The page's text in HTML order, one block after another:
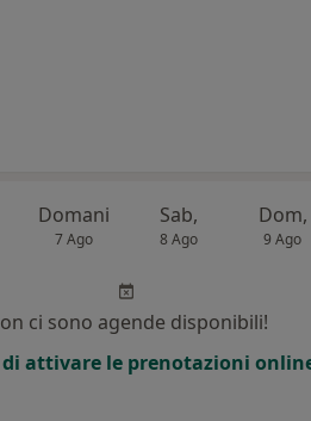
Domani
7 Ago
Sab,
8 Ago
Dom,
9 Ago
ci sono agende disponibili!
di attivare le prenotazioni